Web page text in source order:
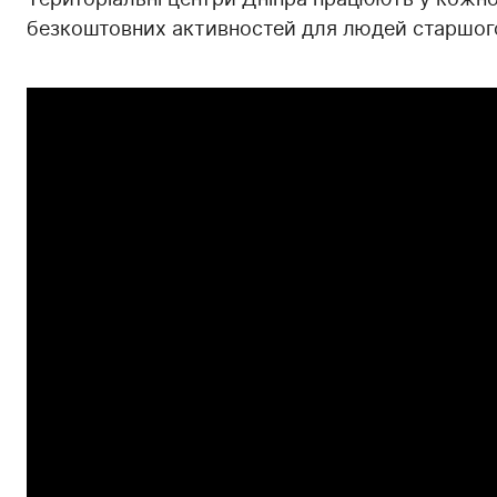
безкоштовних активностей для людей